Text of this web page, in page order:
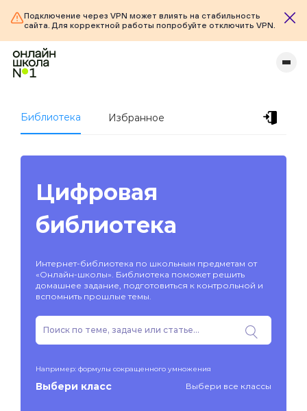
Подключение через VPN может влиять на стабильность
сайта. Для корректной работы попробуйте отключить VPN.
Библиотека Избранное
Цифровая
библиотека
Интернет-библиотека по школьным предметам от
«Онлайн-школы». Библиотека поможет решить
домашнее задание, подготовиться к контрольной и
вспомнить прошлые темы.
Например: формулы сокращенного умножения
Выбери класс Выбери все классы